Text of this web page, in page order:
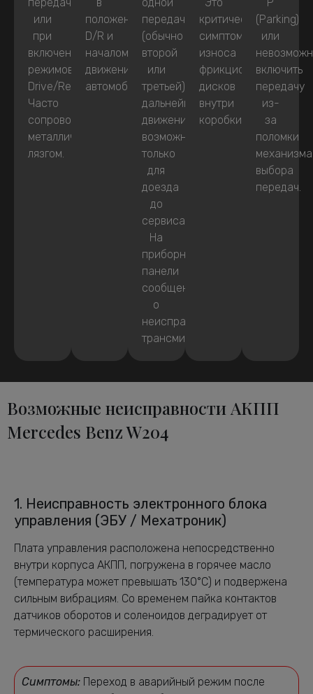
или
при
включении
режимов
Drive/Reverse.
Часто
сопровождаются
металлическим
лязгом.
положение
D/R и
началом
движения
автомобиля.
передаче
(обычно
второй
или
третьей),
дальнейшее
движение
возможно
только
для
доезда
до
сервиса.
На
приборной
панели
сообщение
о
неисправности
трансмиссии.
критический
симптом
износа
фрикционных
дисков
внутри
коробки.
(Parking)
или
включить
передачу
из-
за
поломки
механизма
выбора
передач.
Возможные неисправности АКПП
Mercedes Benz W204
1. Неисправность электронного блока
управления (ЭБУ / Мехатроник)
Плата управления расположена непосредственно
внутри корпуса АКПП, погружена в горячее масло
(температура может превышать 130°C) и подвержена
сильным вибрациям. Со временем пайка контактов
датчиков оборотов и соленоидов деградирует от
термического расширения.
Симптомы: Переход в аварийный режим после